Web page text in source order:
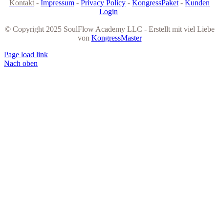
Kontakt - Impressum - Privacy Policy - KongressPaket - Kunden
Login
© Copyright 2025 SoulFlow Academy LLC - Erstellt mit viel Liebe
von KongressMaster
Page load link
Nach oben